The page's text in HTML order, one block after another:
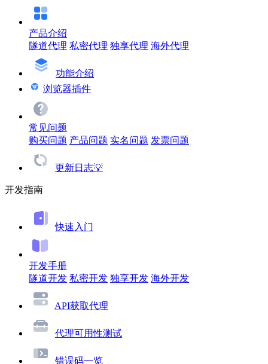
产品介绍
隧道代理 私密代理 独享代理 海外代理
功能介绍
浏览器插件
常见问题
购买问题 产品问题 实名问题 发票问题
更新日志💡
开发指南
快速入门
开发手册
隧道开发 私密开发 独享开发 海外开发
API获取代理
代理可用性测试
错误码一览